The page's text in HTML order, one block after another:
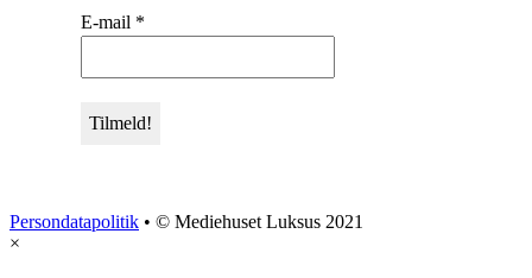
E-mail *
Persondatapolitik • © Mediehuset Luksus 2021
×